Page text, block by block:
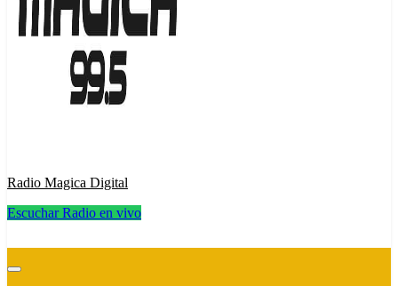
Radio Magica Digital
Escuchar Radio en vivo